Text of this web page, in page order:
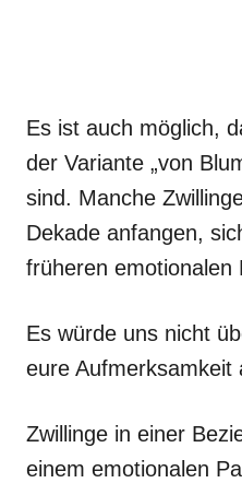
Es ist auch möglich,
der Variante „von
sind. Manche
Dekade anfangen,
früheren emotionalen
Es würde uns nicht
eure Aufmerksamkeit
Zwillinge in einer
einem emotionalen